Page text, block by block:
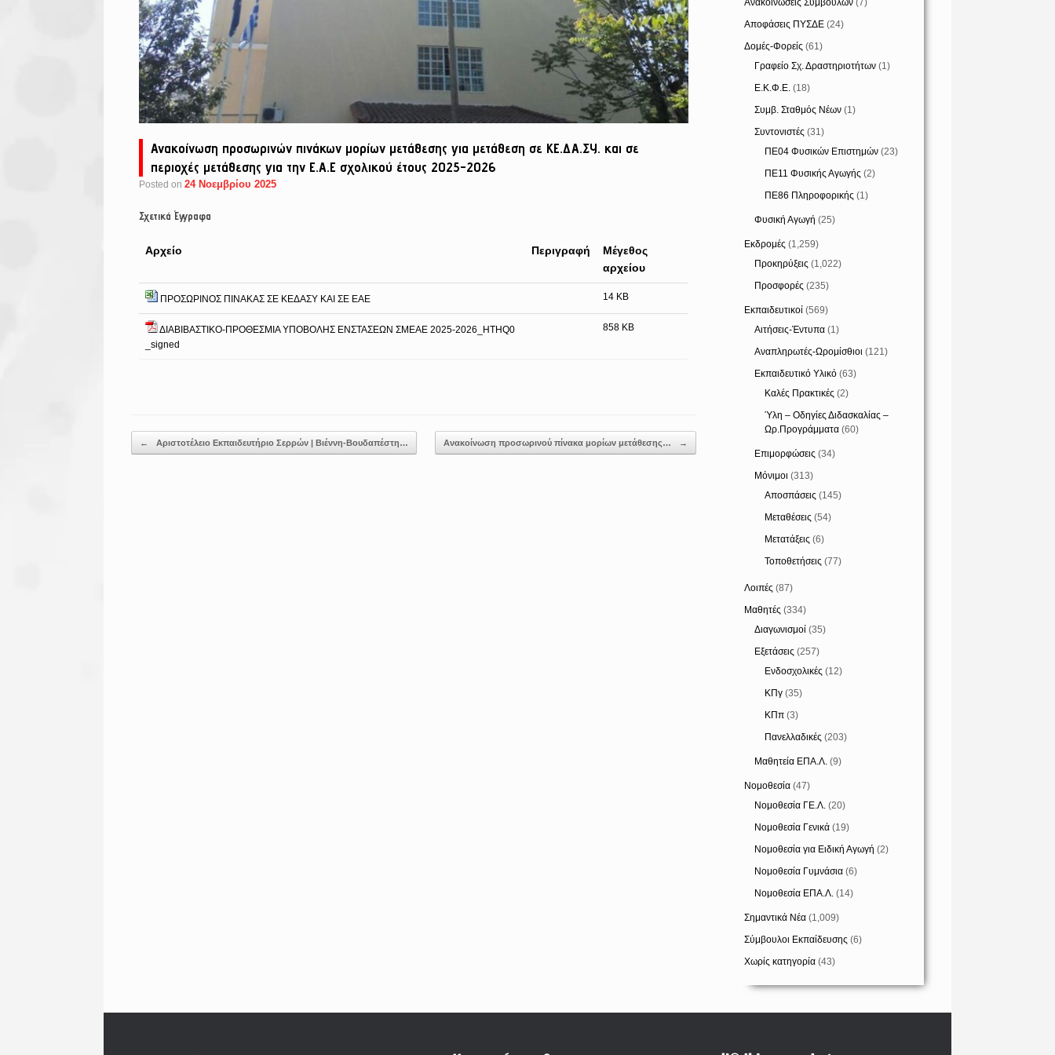
Ανακοίνωση προσωρινών πινάκων μορίων μετάθεσης για μετάθεση σε ΚΕ.ΔΑ.ΣΥ. και σε
περιοχές μετάθεσης για την Ε.Α.Ε σχολικού έτους 2025-2026
Posted on 24 Νοεμβρίου 2025
Σχετικά Έγγραφα
Αρχείο Περιγραφή
Μέγεθος
αρχείου
ΠΡΟΣΩΡΙΝΟΣ ΠΙΝΑΚΑΣ ΣΕ ΚΕΔΑΣΥ ΚΑΙ ΣΕ ΕΑΕ 14 KB
ΔΙΑΒΙΒΑΣΤΙΚΟ-ΠΡΟΘΕΣΜΙΑ ΥΠΟΒΟΛΗΣ ΕΝΣΤΑΣΕΩΝ ΣΜΕΑΕ 2025-2026_HTHQ0
_signed
858 KB
Post navigation
← Αριστοτέλειο Εκπαιδευτήριο Σερρών | Βιέννη-Βουδαπέστη… Ανακοίνωση προσωρινού πίνακα μορίων μετάθεσης… →
Ανακοινώσεις Συμβούλων (7)
Αποφάσεις ΠΥΣΔΕ (24)
Δομές-Φορείς (61)
Γραφείο Σχ. Δραστηριοτήτων (1)
Ε.Κ.Φ.Ε. (18)
Συμβ. Σταθμός Νέων (1)
Συντονιστές (31)
ΠΕ04 Φυσικών Επιστημών (23)
ΠΕ11 Φυσικής Αγωγής (2)
ΠΕ86 Πληροφορικής (1)
Φυσική Αγωγή (25)
Εκδρομές (1,259)
Προκηρύξεις (1,022)
Προσφορές (235)
Εκπαιδευτικοί (569)
Αιτήσεις-Έντυπα (1)
Αναπληρωτές-Ωρομίσθιοι (121)
Εκπαιδευτικό Υλικό (63)
Καλές Πρακτικές (2)
Ύλη – Οδηγίες Διδασκαλίας –
Ωρ.Προγράμματα (60)
Επιμορφώσεις (34)
Μόνιμοι (313)
Αποσπάσεις (145)
Μεταθέσεις (54)
Μετατάξεις (6)
Τοποθετήσεις (77)
Λοιπές (87)
Μαθητές (334)
Διαγωνισμοί (35)
Εξετάσεις (257)
Ενδοσχολικές (12)
ΚΠγ (35)
ΚΠπ (3)
Πανελλαδικές (203)
Μαθητεία ΕΠΑ.Λ. (9)
Νομοθεσία (47)
Νομοθεσία ΓΕ.Λ. (20)
Νομοθεσία Γενικά (19)
Νομοθεσία για Ειδική Αγωγή (2)
Νομοθεσία Γυμνάσια (6)
Νομοθεσία ΕΠΑ.Λ. (14)
Σημαντικά Νέα (1,009)
Σύμβουλοι Εκπαίδευσης (6)
Χωρίς κατηγορία (43)